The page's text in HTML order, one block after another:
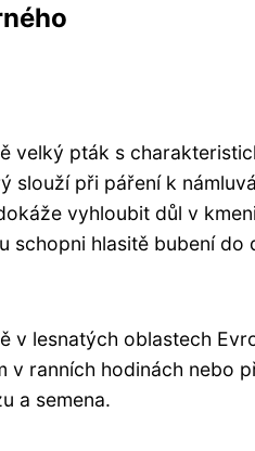
velký pták s
slouží při páření k
vyhloubit důl v
schopni hlasitě bubení
v lesnatých oblastech
v ranních hodinách nebo
a semena.